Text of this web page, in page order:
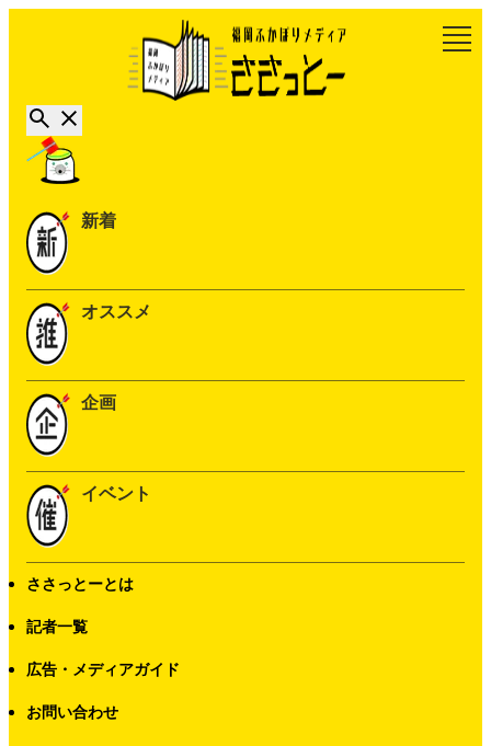
新着
オススメ
企画
イベント
ささっとーとは
記者一覧
広告・メディアガイド
お問い合わせ